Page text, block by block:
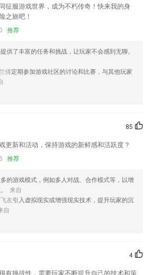
纳临停费用；
停机等无效号码
征服游戏世界，成为不朽传奇！快来我的身
之旅吧！
推荐
提供了丰富的任务和挑战，让玩家不会感到无聊。
倩定期参加游戏社区的讨论和比赛，与其他玩家
85
更新和活动，保持游戏的新鲜感和活跃度？
推荐
多的游戏模式，例如多人对战、合作模式等，以增
来自
友引入虚拟现实或增强现实技术，提升玩家的沉
自
4
有挑战性，需要玩家不断提升自己的技术和策